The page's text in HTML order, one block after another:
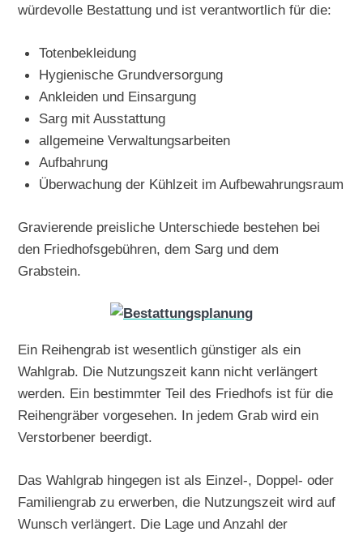
würdevolle Bestattung und ist verantwortlich für die:
Totenbekleidung
Hygienische Grundversorgung
Ankleiden und Einsargung
Sarg mit Ausstattung
allgemeine Verwaltungsarbeiten
Aufbahrung
Überwachung der Kühlzeit im Aufbewahrungsraum
Gravierende preisliche Unterschiede bestehen bei
den Friedhofsgebühren, dem Sarg und dem
Grabstein.
Ein Reihengrab ist wesentlich günstiger als ein
Wahlgrab. Die Nutzungszeit kann nicht verlängert
werden. Ein bestimmter Teil des Friedhofs ist für die
Reihengräber vorgesehen. In jedem Grab wird ein
Verstorbener beerdigt.
Das Wahlgrab hingegen ist als Einzel-, Doppel- oder
Familiengrab zu erwerben, die Nutzungszeit wird auf
Wunsch verlängert. Die Lage und Anzahl der